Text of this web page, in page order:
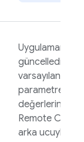
Uygulamanızı
varsayılan
parametre
değerlerini
Remote Config
arka ucuyla